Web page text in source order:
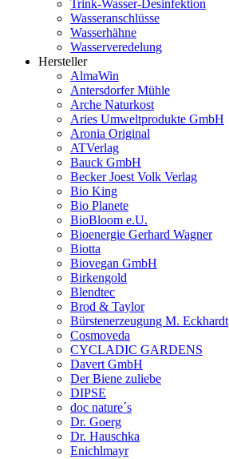
Trink-Wasser-Desinfektion
Wasseranschlüsse
Wasserhähne
Wasserveredelung
Hersteller
AlmaWin
Antersdorfer Mühle
Arche Naturkost
Aries Umweltprodukte GmbH
Aronia Original
ATVerlag
Bauck GmbH
Becker Joest Volk Verlag
Bio King
Bio Planete
BioBloom e.U.
Bioenergie Gerhard Wagner
Biotta
Biovegan GmbH
Birkengold
Blendtec
Brod & Taylor
Bürstenerzeugung M. Eckhardt
Cosmoveda
CYCLADIC GARDENS
Davert GmbH
Der Biene zuliebe
DIPSE
doc nature´s
Dr. Goerg
Dr. Hauschka
Enichlmayr